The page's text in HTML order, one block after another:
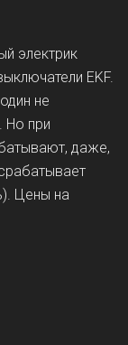
электрик
EKF.
не
Но при
даже,
Цены на